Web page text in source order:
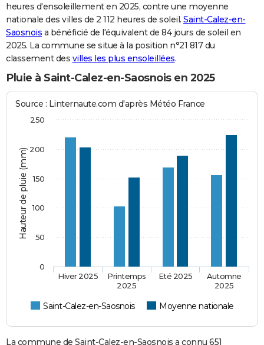
heures d'ensoleillement en 2025, contre une moyenne
nationale des villes de 2 112 heures de soleil. Saint-Calez-en-
Saosnois a bénéficié de l'équivalent de 84 jours de soleil en
2025. La commune se situe à la position n°21 817 du
classement des villes les plus ensoleillées.
Pluie à Saint-Calez-en-Saosnois en 2025
Hauteur de pluie (mm)
Source : Linternaute.com d'après Météo France
Saint-Calez-en-Saosnois Moyenne nationale
Hiver 2025
Printemps
2025
Eté 2025
Automne
2025
0
50
100
150
200
250
La commune de Saint-Calez-en-Saosnois a connu 651